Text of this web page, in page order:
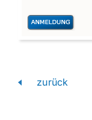
zurück